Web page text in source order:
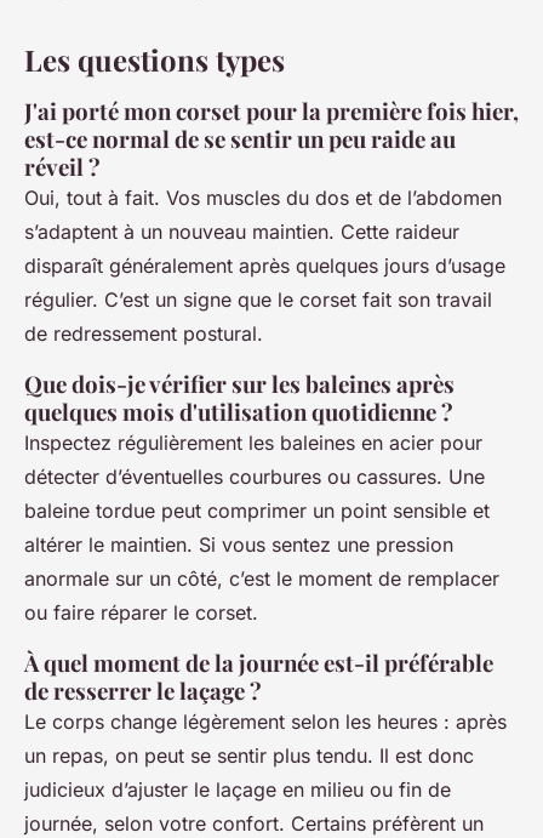
Les questions types
J'ai porté mon corset pour la première fois hier,
est-ce normal de se sentir un peu raide au
réveil ?
Oui, tout à fait. Vos muscles du dos et de l’abdomen
s’adaptent à un nouveau maintien. Cette raideur
disparaît généralement après quelques jours d’usage
régulier. C’est un signe que le corset fait son travail
de redressement postural.
Que dois-je vérifier sur les baleines après
quelques mois d'utilisation quotidienne ?
Inspectez régulièrement les baleines en acier pour
détecter d’éventuelles courbures ou cassures. Une
baleine tordue peut comprimer un point sensible et
altérer le maintien. Si vous sentez une pression
anormale sur un côté, c’est le moment de remplacer
ou faire réparer le corset.
À quel moment de la journée est-il préférable
de resserrer le laçage ?
Le corps change légèrement selon les heures : après
un repas, on peut se sentir plus tendu. Il est donc
judicieux d’ajuster le laçage en milieu ou fin de
journée, selon votre confort. Certains préfèrent un